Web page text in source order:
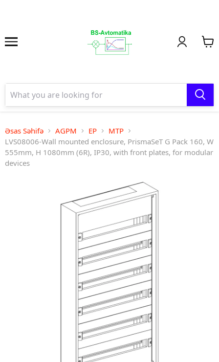
Əsas Səhifə AGPM EP
MTP
LVS08006-Wall mounted enclosure, PrismaSeT G Pack 160, W
555mm, H 1080mm (6R), IP30, with front plates, for modular
devices